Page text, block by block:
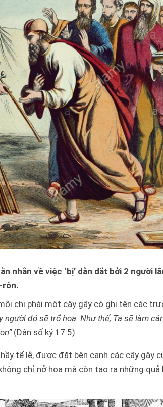
nhằn về việc ‘bị’ dẫn dắt bởi 2 người
rôn.
chi phái một cây gậy có ghi tên các
người đó sẽ trổ hoa. Như thế, Ta sẽ làm
(Dân số ký 17:5).
tế lễ, được đặt bên cạnh các cây gậy
chỉ nở hoa mà còn tạo ra những quả